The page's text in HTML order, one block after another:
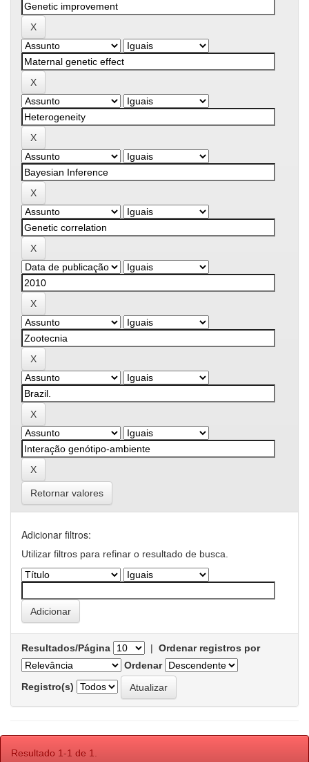
Retornar valores
Adicionar filtros:
Utilizar filtros para refinar o resultado de busca.
Resultados/Página | Ordenar registros por
Ordenar
Registro(s)
Resultado 1-1 de 1.